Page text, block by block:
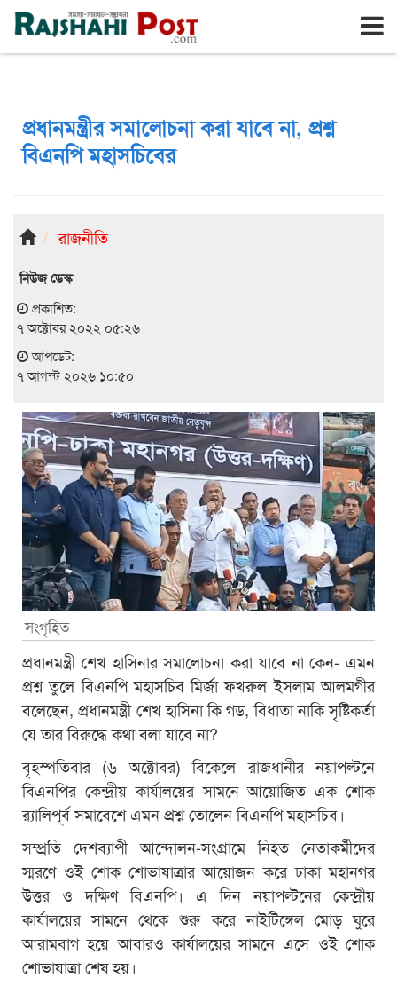
রাজশাহী শুক্রবার, ৭ই আগস্ট ২০২৬, ২৪শে শ্রাবণ ১৪৩৩
প্রধানমন্ত্রীর সমালোচনা করা যাবে না, প্রশ্ন
বিএনপি মহাসচিবের
রাজনীতি
নিউজ ডেস্ক
প্রকাশিত:
৭ অক্টোবর ২০২২ ০৫:২৬
আপডেট:
৭ আগস্ট ২০২৬ ১০:৫০
সংগৃহিত
প্রধানমন্ত্রী শেখ হাসিনার সমালোচনা করা যাবে না কেন- এমন
প্রশ্ন তুলে বিএনপি মহাসচিব মির্জা ফখরুল ইসলাম আলমগীর
বলেছেন, প্রধানমন্ত্রী শেখ হাসিনা কি গড, বিধাতা নাকি সৃষ্টিকর্তা
যে তার বিরুদ্ধে কথা বলা যাবে না?
বৃহস্পতিবার (৬ অক্টোবর) বিকেলে রাজধানীর নয়াপল্টনে
বিএনপির কেন্দ্রীয় কার্যালয়ের সামনে আয়োজিত এক শোক
র‌্যালিপূর্ব সমাবেশে এমন প্রশ্ন তোলেন বিএনপি মহাসচিব।
সম্প্রতি দেশব্যাপী আন্দোলন-সংগ্রামে নিহত নেতাকর্মীদের
স্মরণে ওই শোক শোভাযাত্রার আয়োজন করে ঢাকা মহানগর
উত্তর ও দক্ষিণ বিএনপি। এ দিন নয়াপল্টনের কেন্দ্রীয়
কার্যালয়ের সামনে থেকে শুরু করে নাইটিঙ্গেল মোড় ঘুরে
আরামবাগ হয়ে আবারও কার্যালয়ের সামনে এসে ওই শোক
শোভাযাত্রা শেষ হয়।